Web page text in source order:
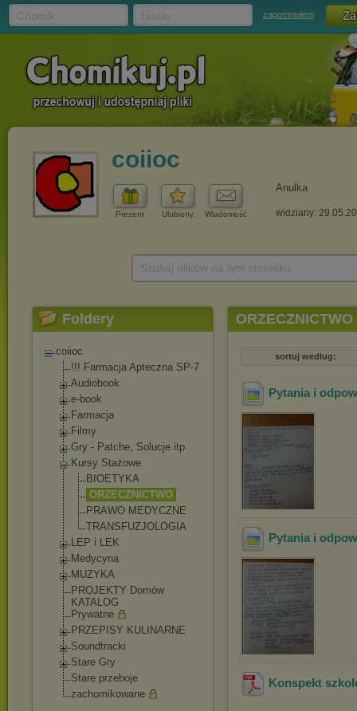
zapomniałem
coiioc
Prezent Ulubiony Wiadomość
Anulka
widziany:
Foldery
coiioc
!!! Farmacja Apteczna SP-7
Audiobook
e-book
Farmacja
Filmy
Gry - Patche, Solucje itp
Kursy Stażowe
BIOETYKA
ORZECZNICTWO
PRAWO MEDYCZNE
TRANSFUZJOLOGI A
LEP i LEK
Medycyna
MUZYKA
PROJEKTY Domów
KATALOG
Prywatne
PRZEPISY KULINARNE
Soundtracki
Stare Gry
Stare przeboje
zachomikowane
ORZECZNICTWO
sortuj według:
Pytania i
Pytania i
Konspekt